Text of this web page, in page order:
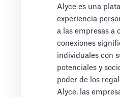
Alyce es una
experiencia
a las empresas a
conexiones
individuales con
potenciales y
poder de los
Alyce, las